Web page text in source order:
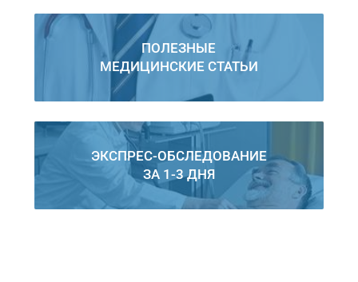
ПОЛЕЗНЫЕ
МЕДИЦИНСКИЕ СТАТЬИ
ЭКСПРЕС-ОБСЛЕДОВАНИЕ
ЗА 1-3 ДНЯ